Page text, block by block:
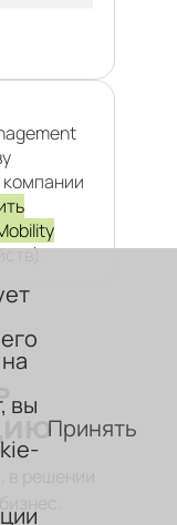
решении
вы
Принять